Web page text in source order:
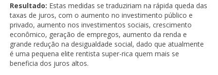
Resultado: Estas medidas se traduziriam na rápida queda das
taxas de juros, com o aumento no investimento público e
privado, aumento nos investimentos sociais, crescimento
econômico, geração de empregos, aumento da renda e
grande redução na desigualdade social, dado que atualmente
é uma pequena elite rentista super-rica quem mais se
beneficia dos juros altos.